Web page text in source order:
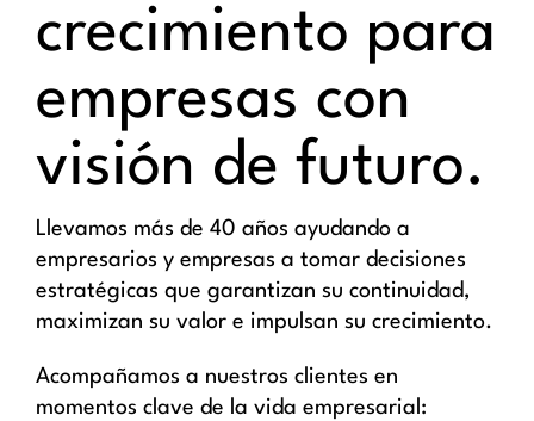
crecimiento para
empresas con
visión de futuro.
Llevamos más de 40 años ayudando a
empresarios y empresas a tomar decisiones
estratégicas que garantizan su continuidad,
maximizan su valor e impulsan su crecimiento.
Acompañamos a nuestros clientes en
momentos clave de la vida empresarial: